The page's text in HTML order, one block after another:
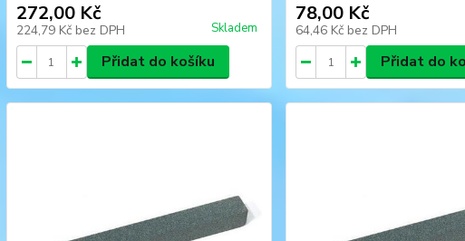
272,00 Kč
224,79 Kč bez DPH Skladem
Přidat do košíku
78,00 Kč
64,46 Kč bez DPH
Přidat do